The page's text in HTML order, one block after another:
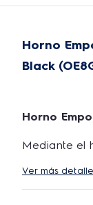
Horno
Black
Horno
Mediante el
además de
limpieza
Ver más